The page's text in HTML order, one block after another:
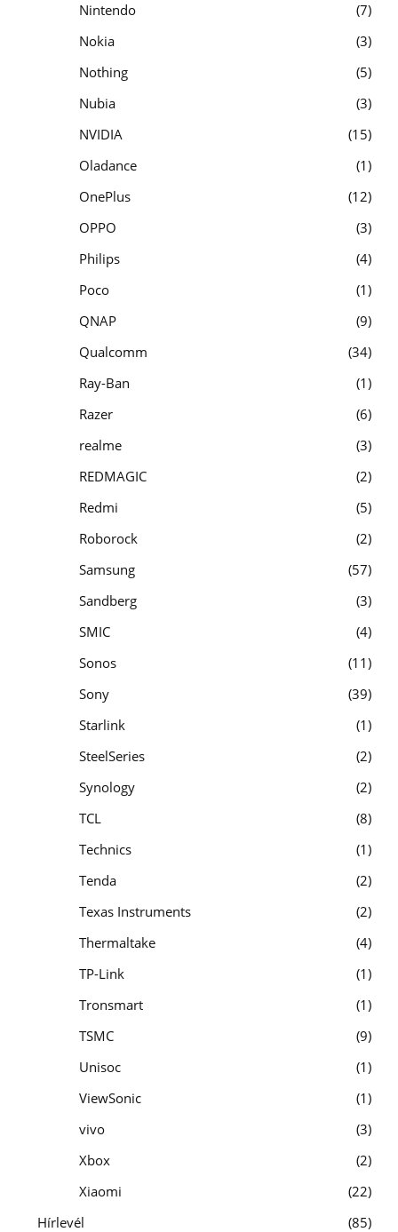
Nintendo
7
Nokia
3
Nothing
5
Nubia
3
NVIDIA
15
Oladance
1
OnePlus
12
OPPO
3
Philips
4
Poco
1
QNAP
9
Qualcomm
34
Ray-Ban
1
Razer
6
realme
3
REDMAGIC
2
Redmi
5
Roborock
2
Samsung
57
Sandberg
3
SMIC
4
Sonos
11
Sony
39
Starlink
1
SteelSeries
2
Synology
2
TCL
8
Technics
1
Tenda
2
Texas Instruments
2
Thermaltake
4
TP-Link
1
Tronsmart
1
TSMC
9
Unisoc
1
ViewSonic
1
vivo
3
Xbox
2
Xiaomi
22
Hírlevél
85